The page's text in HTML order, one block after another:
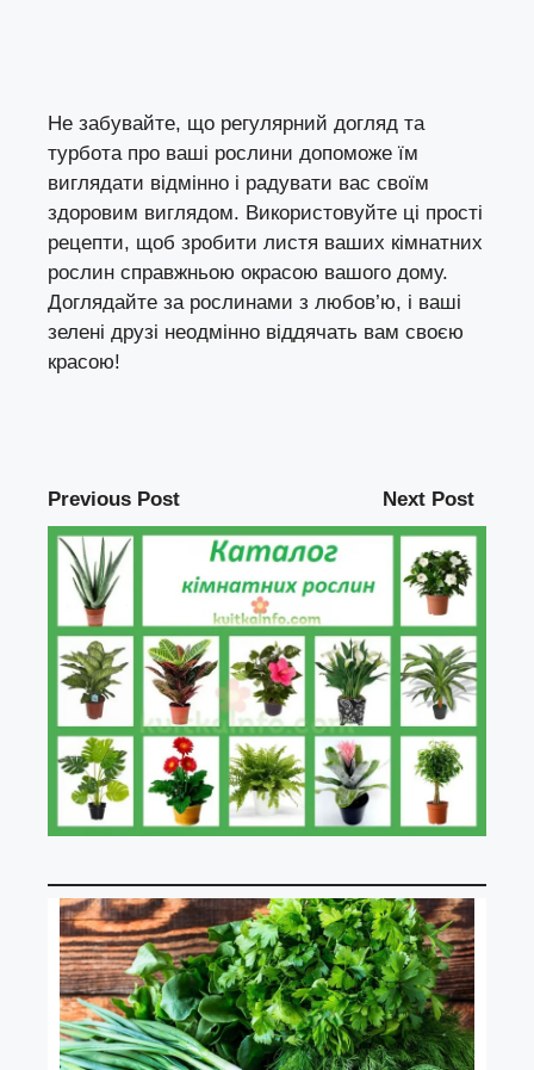
Не забувайте, що регулярний догляд та
турбота про ваші рослини допоможе їм
виглядати відмінно і радувати вас своїм
здоровим виглядом. Використовуйте ці прості
рецепти, щоб зробити листя ваших кімнатних
рослин справжньою окрасою вашого дому.
Доглядайте за рослинами з любов’ю, і ваші
зелені друзі неодмінно віддячать вам своєю
красою!
Previous Post Next Post